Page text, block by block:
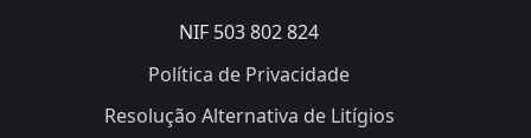
NIF 503 802 824
Política de Privacidade
Resolução Alternativa de Litígios